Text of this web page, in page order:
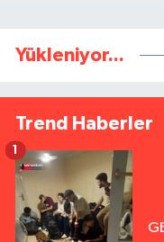
Yükleniyor...
Trend Haberler
1